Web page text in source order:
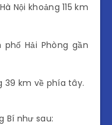
Nội khoảng 115 km
Hải Phòng gần
39 km về phía tây.
Bí như sau: